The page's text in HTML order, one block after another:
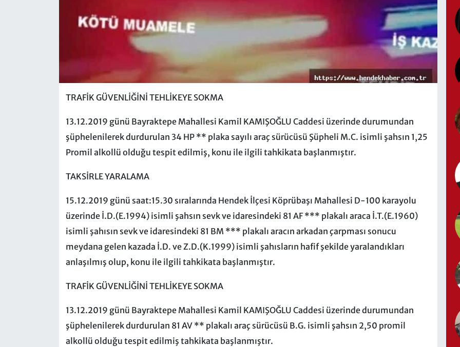
TRAFİK GÜVENLİĞİNİ TEHLİKEYE SOKMA
13.12.2019 günü Bayraktepe Mahallesi Kamil KAMIŞOĞLU Caddesi üzerinde durumundan
şüphelenilerek durdurulan 34 HP ** plaka sayılı araç sürücüsü Şüpheli M.C. isimli şahsın 1,25
Promil alkollü olduğu tespit edilmiş, konu ile ilgili tahkikata başlanmıştır.
TAKSİRLE YARALAMA
15.12.2019 günü saat:15.30 sıralarında Hendek İlçesi Köprübaşı Mahallesi D-100 karayolu
üzerinde İ.D.(E.1994) isimli şahsın sevk ve idaresindeki 81 AF *** plakalı araca İ.T.(E.1960)
isimli şahısın sevk ve idaresindeki 81 BM *** plakalı aracın arkadan çarpması sonucu
meydana gelen kazada İ.D. ve Z.D.(K.1999) isimli şahısların hafif şekilde yaralandıkları
anlaşılmış olup, konu ile ilgili tahkikata başlanmıştır.
TRAFİK GÜVENLİĞİNİ TEHLİKEYE SOKMA
13.12.2019 günü Bayraktepe Mahallesi Kamil KAMIŞOĞLU Caddesi üzerinde durumundan
şüphelenilerek durdurulan 81 AV ** plakalı araç sürücüsü B.G. isimli şahsın 2,50 promil
alkollü olduğu tespit edilmiş tahkikata başlanmıştır.